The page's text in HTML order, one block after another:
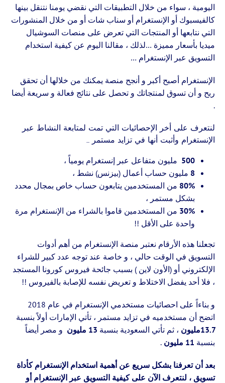
اليومية ، سواء من خلال التطبيقات التي نقضي يومنا نتنقل بينها
كالفيسبوك أو الإنستغرام أو سناب شات أو من خلال المنشورات
التي نتابعها أو المنتجات التي تعرض على منصات السوشيال
ميديا بأسعار مميزة …لذلك ، مقالنا اليوم عن كيفية استخدام
التسويق عبر الإنستغرام …
الإنستغرام أصبح أكبر و أنجح منصة يمكنك من خلالها أن تحقق
ربح و أن تسوق لمنتجاتك و تحصل على نتائج فعالة و سريعة أيضا
.
لنتعرف على أخر الإحصائيات التي تمت لمتابعة النشاط عبر
الإنستغرام وأثبت أنها في تزايد مستمر …
500 مليون متفاعل عبر إنستغرام يومياً ،
8 مليون حساب أعمال (بيزنس) نشط ،
80% من المستخدمين يتابعون حساب خاص بمجال محدد
بشكل مستمر ،
30% من المستخدمين قاموا بالشراء من الإنستغرام مرة
واحدة على الأقل !!
تجعلنا هذه الأرقام نعتبر منصة الإنستغرام من أهم أدوات
التسويق في الوقت حالي ، و خاصة عند توجه عدد كبير للشراء
الإلكتروني أو (الأون لاين ) بسبب جائحة فيروس كورونا المستجد
، فلا أحد يفضل الاختلاط و تعريض نفسه للإصابة بالفيروس !!
و بناءاً على احصائيات مستخدمي الإنستغرام في عام 2018
اتضح أن مستخدميه في تزايد مستمر ، تأتي الإمارات أولاً بنسبة
13.7مليون
، ثم تأتي السعودية بنسبة 13 مليون
و مصر أيضاً
بنسبة 11 مليون .
بعد أن تعرفنا بشكل سريع عن أهمية استخدام الإنستغرام كأداة
تسويق ، لنتعرف الآن على كيفية التسويق عبر الإنستغرام أو